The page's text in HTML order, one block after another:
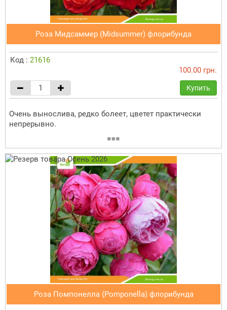
Роза Мидсаммер (Midsummer) флорибунда
Код : 21616
100.00 грн.
Купить
Очень вынослива, редко болеет, цветет практически
непрерывно.
Роза Помпонелла (Pomponella) флорибунда